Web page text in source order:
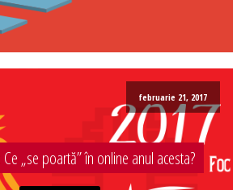
februarie 21, 2017
„se poartă” în online anul acesta?